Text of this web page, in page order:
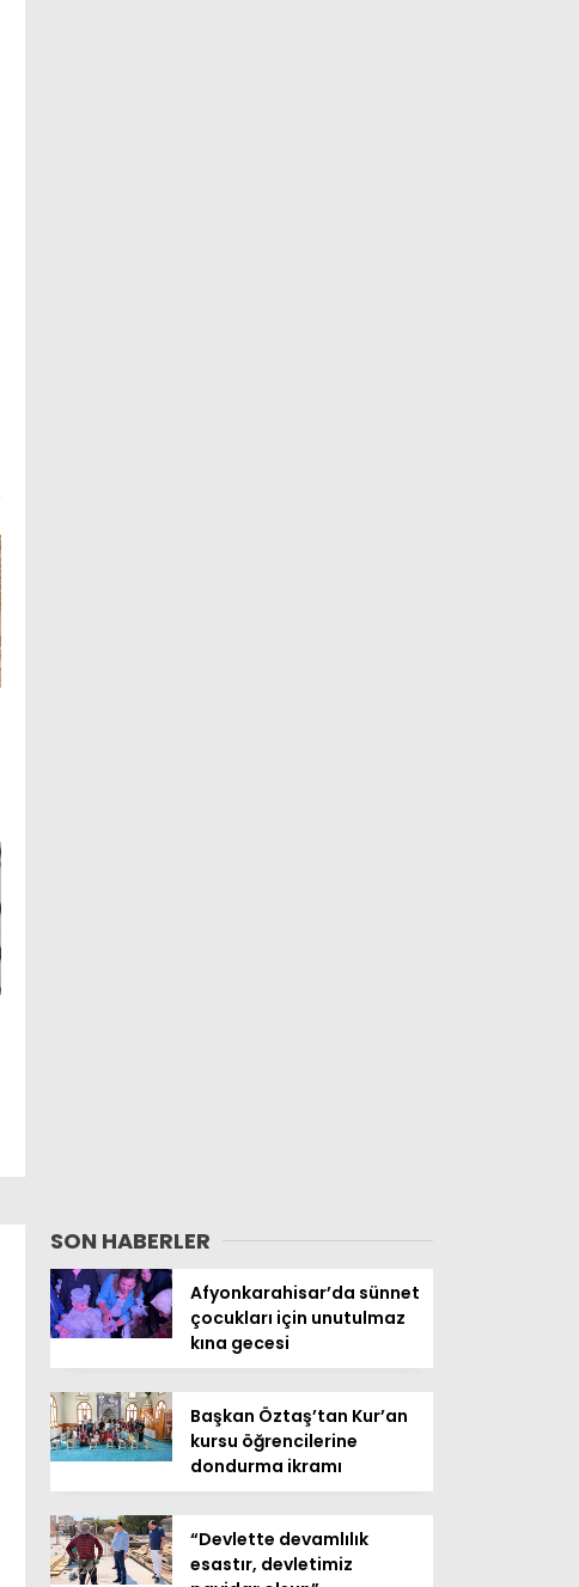
SON HABERLER
Afyonkarahisar’da sünnet
çocukları için unutulmaz
kına gecesi
Başkan Öztaş’tan Kur’an
kursu öğrencilerine
dondurma ikramı
“Devlette devamlılık
esastır, devletimiz